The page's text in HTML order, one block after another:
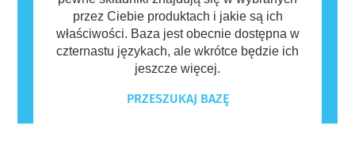
przez Ciebie produktach i jakie są ich
właściwości. Baza jest obecnie dostępna w
czternastu językach, ale wkrótce będzie ich
jeszcze więcej.
PRZESZUKAJ BAZĘ